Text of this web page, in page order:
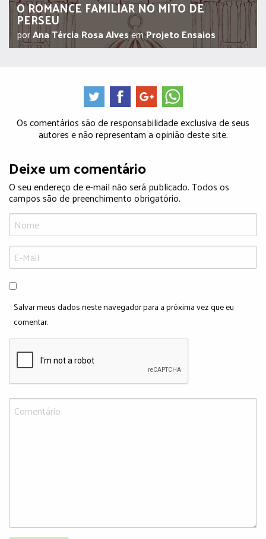
O ROMANCE FAMILIAR NO MITO DE
PERSEU
porAna Tércia Rosa AlvesemProjeto Ensaios
Os comentários são de responsabilidade exclusiva de seus
autores e não representam a opinião deste site.
Deixe um comentário
O seu endereço de e-mail não será publicado. Todos os
campos são de preenchimento obrigatório.
Salvar meus dados neste navegador para a próxima vez que eu
comentar.